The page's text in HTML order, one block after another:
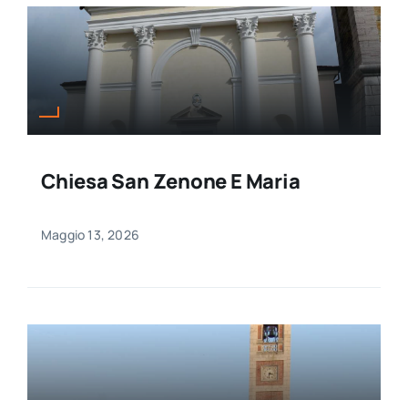
Chiesa San Zenone E Maria
Maggio 13, 2026